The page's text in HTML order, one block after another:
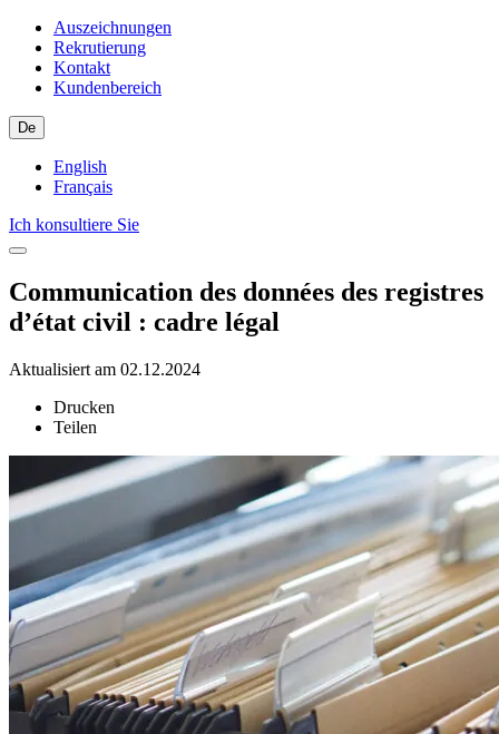
Auszeichnungen
Rekrutierung
Kontakt
Kundenbereich
De
English
Français
Ich konsultiere Sie
Communication des données des registres
d’état civil : cadre légal
Aktualisiert am 02.12.2024
Drucken
Teilen